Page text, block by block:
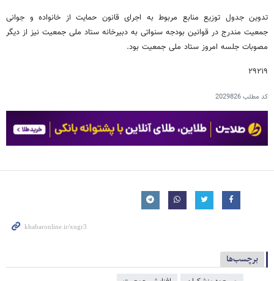
تدوین جدول توزیع منابع مربوط به اجرای قانون حمایت از خانواده و جوانی
جمعیت مندرج در قوانین بودجه سنواتی به دبیرخانه ستاد ملی جمعیت نیز از دیگر
مصوبات جلسه امروز ستاد ملی جمعیت بود.
۲۹۲۱۹
کد مطلب2029826
برچسب‌ها